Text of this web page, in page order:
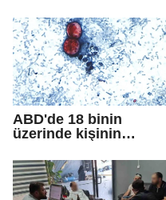
ABD'de 18 binin
üzerinde kişinin
'siklosporiyazis'
salgını: 2 kişi hayatını
kaybetti